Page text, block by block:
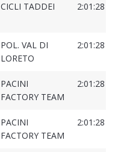
CICLI TADDEI 2:01:28
POL. VAL DI
LORETO
2:01:28
PACINI
FACTORY TEAM
2:01:28
PACINI
FACTORY TEAM
2:01:28